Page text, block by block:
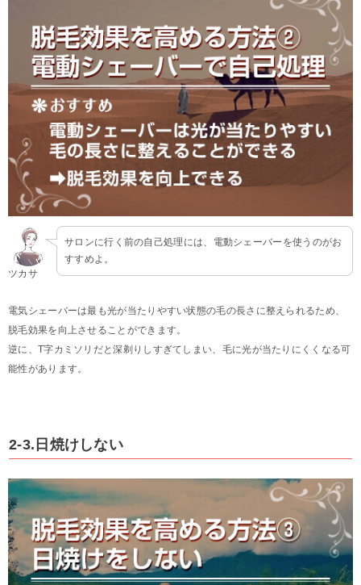
ツカサ
サロンに行く前の自己処理には、電動シェーバーを使うのがお
すすめよ。
電気シェーバーは最も光が当たりやすい状態の毛の長さに整えられるため、
脱毛効果を向上させることができます。
逆に、T字カミソリだと深剃りしすぎてしまい、毛に光が当たりにくくなる可
能性があります。
2-3.日焼けしない